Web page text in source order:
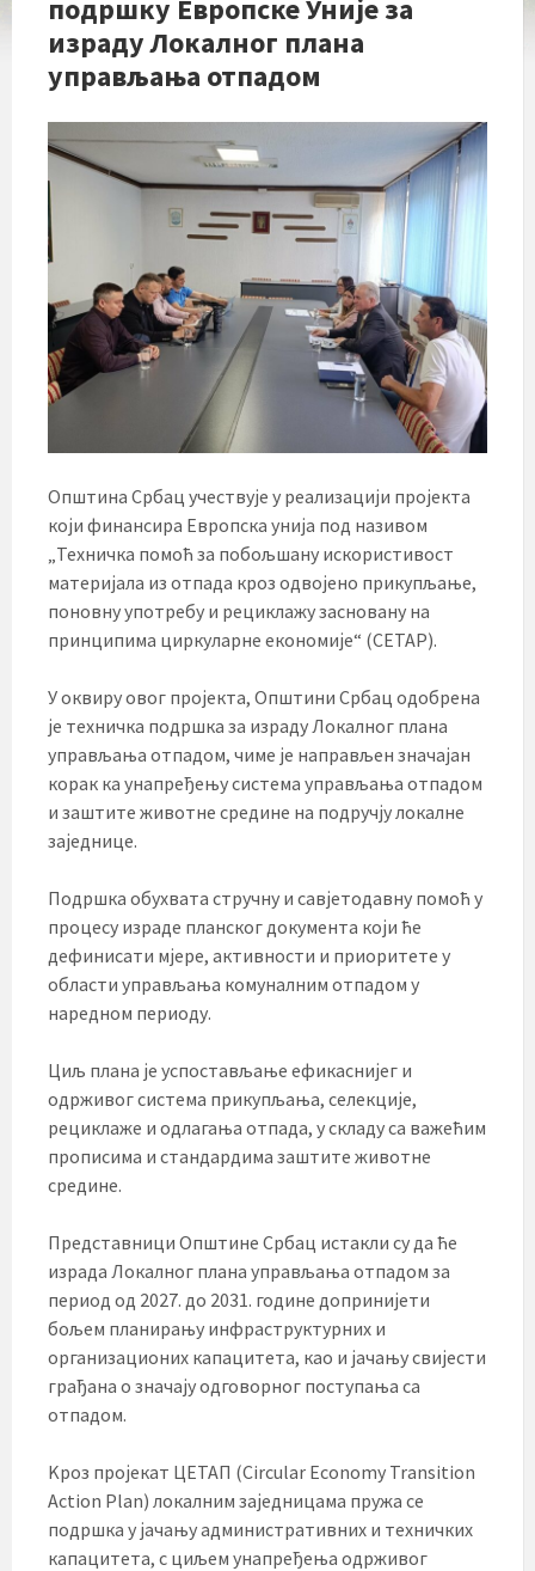
подршку Европске Уније за
израду Локалног плана
управљања отпадом
Општина Србац учествује у реализацији пројекта
који финансира Европска унија под називом
„Техничка помоћ за побољшану искористивост
материјала из отпада кроз одвојено прикупљање,
поновну употребу и рециклажу засновану на
принципима циркуларне економије“ (CETAP).
У оквиру овог пројекта, Општини Србац одобрена
је техничка подршка за израду Локалног плана
управљања отпадом, чиме је направљен значајан
корак ка унапређењу система управљања отпадом
и заштите животне средине на подручју локалне
заједнице.
Подршка обухвата стручну и савјетодавну помоћ у
процесу израде планског документа који ће
дефинисати мјере, активности и приоритете у
области управљања комуналним отпадом у
наредном периоду.
Циљ плана је успостављање ефикаснијег и
одрживог система прикупљања, селекције,
рециклаже и одлагања отпада, у складу са важећим
прописима и стандардима заштите животне
средине.
Представници Општине Србац истакли су да ће
израда Локалног плана управљања отпадом за
период од 2027. до 2031. године допринијети
бољем планирању инфраструктурних и
организационих капацитета, као и јачању свијести
грађана о значају одговорног поступања са
отпадом.
Kроз пројекат ЦЕТАП (Circular Economy Transition
Action Plan) локалним заједницама пружа се
подршка у јачању административних и техничких
капацитета, с циљем унапређења одрживог